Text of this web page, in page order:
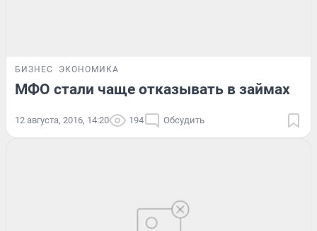
БИЗНЕС ЭКОНОМИКА
МФО стали чаще отказывать в займах
12 августа, 2016, 14:20 194 Обсудить